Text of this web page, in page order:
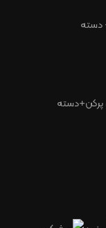
دسته
پرکن+دسته